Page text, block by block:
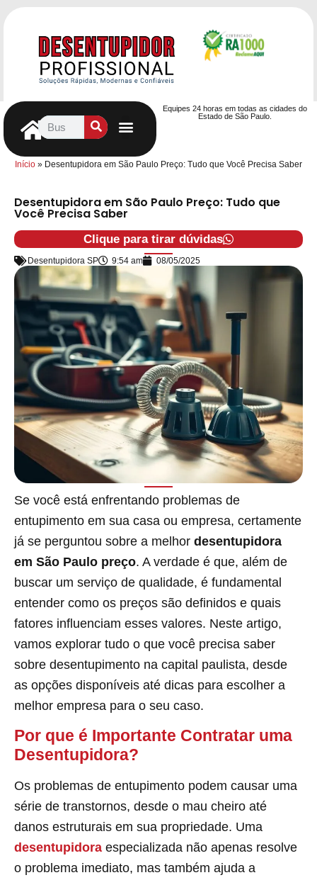
Equipes 24 horas em todas as cidades do
Estado de São Paulo.
Início » Desentupidora em São Paulo Preço: Tudo que Você Precisa Saber
Desentupidora em São Paulo Preço: Tudo que
Você Precisa Saber
Clique para tirar dúvidas
Desentupidora SP 9:54 am 08/05/2025
Se você está enfrentando problemas de
entupimento em sua casa ou empresa, certamente
já se perguntou sobre a melhor desentupidora
em São Paulo preço. A verdade é que, além de
buscar um serviço de qualidade, é fundamental
entender como os preços são definidos e quais
fatores influenciam esses valores. Neste artigo,
vamos explorar tudo o que você precisa saber
sobre desentupimento na capital paulista, desde
as opções disponíveis até dicas para escolher a
melhor empresa para o seu caso.
Por que é Importante Contratar uma
Desentupidora?
Os problemas de entupimento podem causar uma
série de transtornos, desde o mau cheiro até
danos estruturais em sua propriedade. Uma
desentupidora especializada não apenas resolve
o problema imediato, mas também ajuda a